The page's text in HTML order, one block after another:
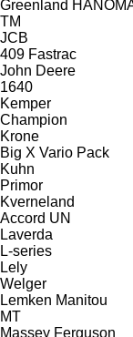
Greenland
TM
JCB
409 Fastrac
John Deere
1640
Kemper
Champion
Krone
Big X Vario Pack
Kuhn
Primor
Kverneland
Accord UN
Laverda
L-series
Lely
Welger
Lemken Manitou
MT
Massey Ferguson